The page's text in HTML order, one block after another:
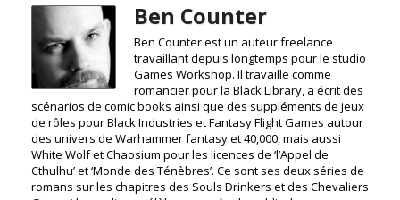
Ben Counter
Ben Counter est un auteur freelance
travaillant depuis longtemps pour le studio
Games Workshop. Il travaille comme
romancier pour la Black Library, a écrit des
scénarios de comic books ainsi que des suppléments de jeux
de rôles pour Black Industries et Fantasy Flight Games autour
des univers de Warhammer fantasy et 40,000, mais aussi
White Wolf et Chaosium pour les licences de ‘l’Appel de
Cthulhu’ et ‘Monde des Ténèbres’. Ce sont ses deux séries de
romans sur les chapitres des Souls Drinkers et des Chevaliers